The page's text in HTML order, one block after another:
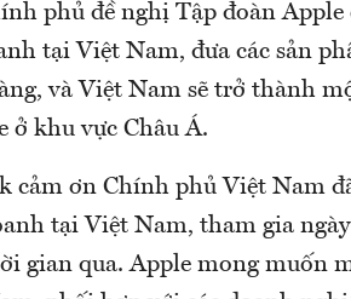
phủ đề nghị Tập đoàn
tại Việt Nam, đưa các sản
và Việt Nam sẽ trở thành
ở khu vực Châu Á.
cảm ơn Chính phủ Việt Nam
tại Việt Nam, tham gia
gian qua. Apple mong muốn